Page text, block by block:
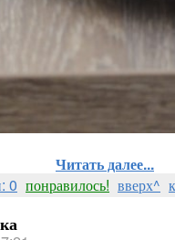
Читать далее...
0 понравилось! вверх^